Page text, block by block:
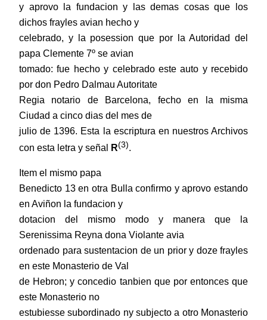
y aprovo la fundacion y las demas cosas que los
dichos frayles avian hecho y
celebrado, y la posession que por la Autoridad del
papa Clemente 7º se avian
tomado: fue hecho y celebrado este auto y recebido
por don Pedro Dalmau Autoritate
Regia notario de Barcelona, fecho en la misma
Ciudad a cinco dias del mes de
julio de 1396. Esta la escriptura en nuestros Archivos
con esta letra y señal R(3).
Item el mismo papa
Benedicto 13 en otra Bulla confirmo y aprovo estando
en Aviñon la fundacion y
dotacion del mismo modo y manera que la
Serenissima Reyna dona Violante avia
ordenado para sustentacion de un prior y doze frayles
en este Monasterio de Val
de Hebron; y concedio tanbien que por entonces que
este Monasterio no
estubiesse subordinado ny subjecto a otro Monasterio